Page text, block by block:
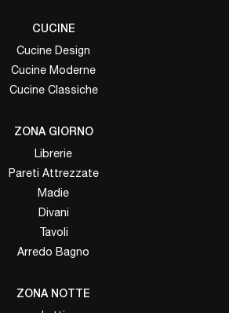
CUCINE
Cucine Design
Cucine Moderne
Cucine Classiche
ZONA GIORNO
Librerie
Pareti Attrezzate
Madie
Divani
Tavoli
Arredo Bagno
ZONA NOTTE